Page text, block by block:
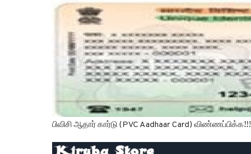
பிவிசி ஆதார் கார்டு (PVC Aadhaar Card) விண்ணப்பிக்க!!!